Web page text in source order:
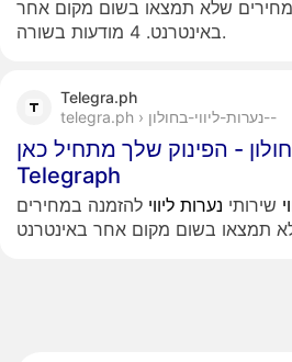
שלא תמצאו בשום מקום אחר
באינטרנט. 4 מודעות בשורה.
Telegra.ph
telegra.ph › נערות-ליווי-בחולון--
- הפינוק שלך מתחיל כאן –
Telegraph
שירותי נערות ליווי להזמנה במחירים